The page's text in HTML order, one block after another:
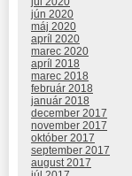
jún 2020
máj 2020
apríl 2020
marec 2020
apríl 2018
marec 2018
február 2018
január 2018
december 2017
november 2017
október 2017
september 2017
august 2017